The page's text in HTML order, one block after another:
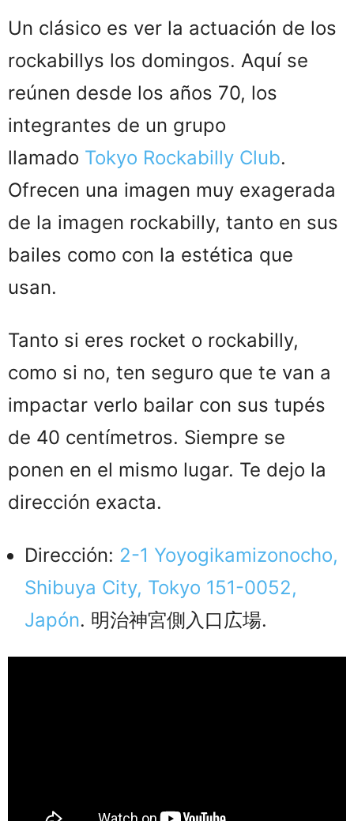
Un clásico es ver la actuación de los
rockabillys los domingos. Aquí se
reúnen desde los años 70, los
integrantes de un grupo
llamado Tokyo Rockabilly Club.
Ofrecen una imagen muy exagerada
de la imagen rockabilly, tanto en sus
bailes como con la estética que
usan.
Tanto si eres rocket o rockabilly,
como si no, ten seguro que te van a
impactar verlo bailar con sus tupés
de 40 centímetros. Siempre se
ponen en el mismo lugar. Te dejo la
dirección exacta.
Dirección: 2-1 Yoyogikamizonocho,
Shibuya City, Tokyo 151-0052,
Japón. 明治神宮側入口広場.